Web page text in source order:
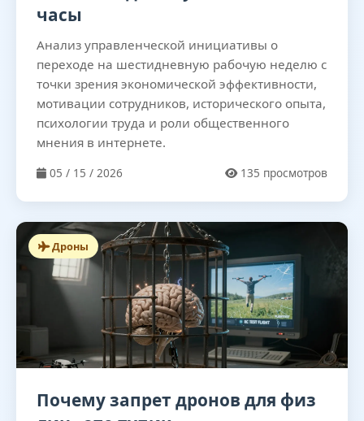
часы
Анализ управленческой инициативы о
переходе на шестидневную рабочую неделю с
точки зрения экономической эффективности,
мотивации сотрудников, исторического опыта,
психологии труда и роли общественного
мнения в интернете.
05 / 15 / 2026 135 просмотров
Дроны
Почему запрет дронов для физ